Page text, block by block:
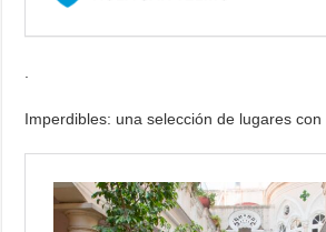
Imperdibles: una selección de lugares con